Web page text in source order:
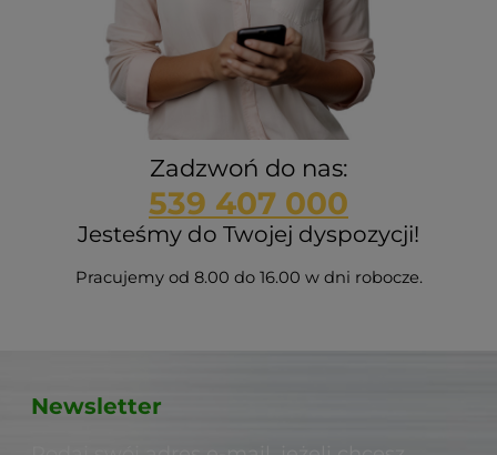
Zadzwoń do nas:
539 407 000
Jesteśmy do Twojej dyspozycji!
Pracujemy od 8.00 do 16.00 w dni robocze.
Newsletter